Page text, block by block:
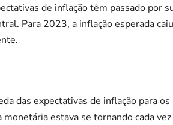
de inflação têm passado por
Para 2023, a inflação esperada
das expectativas de inflação para
monetária estava se tornando cada